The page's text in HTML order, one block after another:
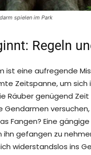
spielen im Park
Regeln
ist eine aufregende
Zeitspanne, um
Räuber genügend
Gendarmen
Fangen? Eine
ihn gefangen zu
widerstandslos ins